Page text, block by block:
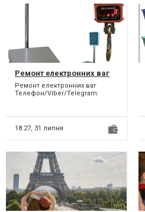
Ремонт електронних ваг
Ремонт електронних ваг
Телефон/Viber/Telegram:
18:27, 31 липня